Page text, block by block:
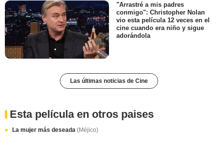
"Arrastré a mis padres
conmigo": Christopher Nolan
vio esta película 12 veces en el
cine cuando era niño y sigue
adorándola
Las últimas noticias de Cine
Esta película en otros paises
La mujer más deseada (Méjico)